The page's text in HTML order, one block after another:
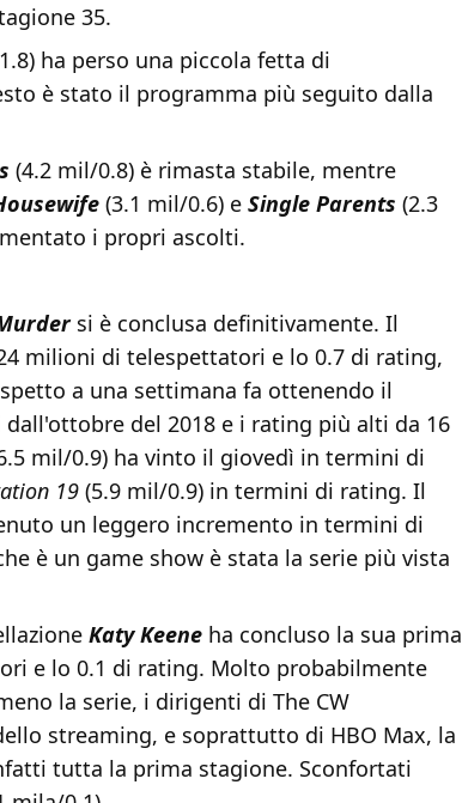
35.
ha perso una piccola fetta di
è stato il programma più seguito dalla
(4.2 mil/0.8) è rimasta stabile, mentre
(3.1 mil/0.6) e Single Parents (2.3
i propri ascolti.
si è conclusa definitivamente. Il
milioni di telespettatori e lo 0.7 di rating,
a una settimana fa ottenendo il
del 2018 e i rating più alti da 16
mil/0.9) ha vinto il giovedì in termini di
19 (5.9 mil/0.9) in termini di rating. Il
un leggero incremento in termini di
è un game show è stata la serie più vista
Katy Keene ha concluso la sua prima
e lo 0.1 di rating. Molto probabilmente
la serie, i dirigenti di The CW
streaming, e soprattutto di HBO Max, la
tutta la prima stagione. Sconfortati